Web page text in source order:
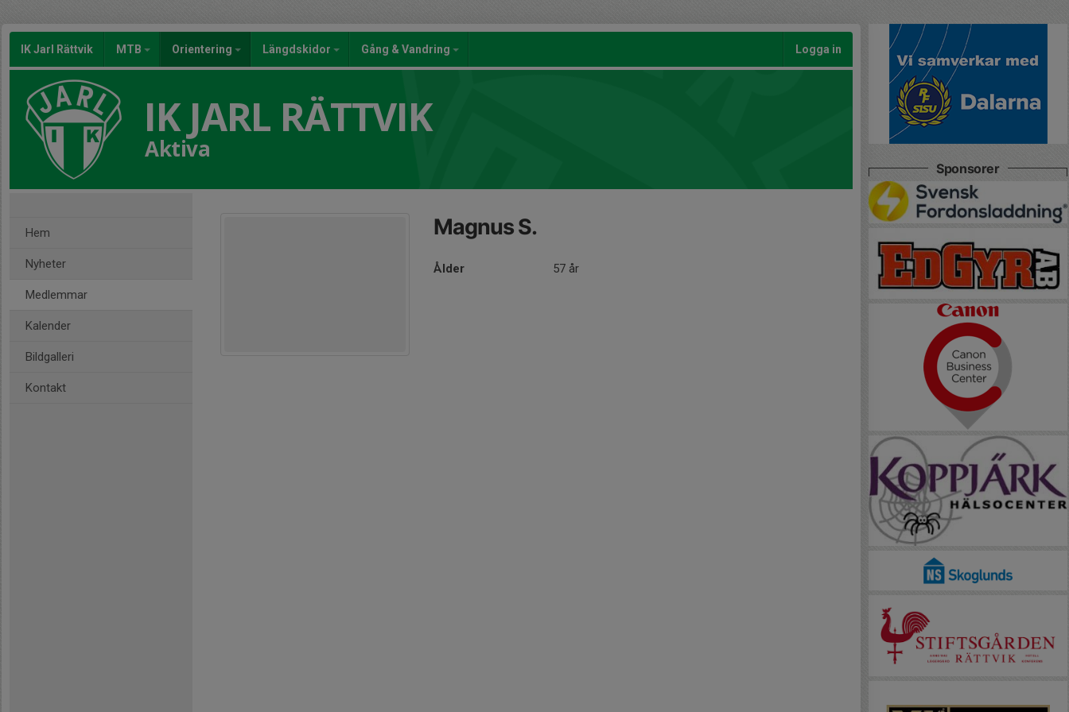
IK Jarl Rättvik MTB Orientering Längdskidor Gång & Vandring Logga in
IK JARL RÄTTVIK
Aktiva
Hem
Nyheter
Medlemmar
Kalender
Bildgalleri
Kontakt
Magnus S.
Ålder 57 år
Sponsorer